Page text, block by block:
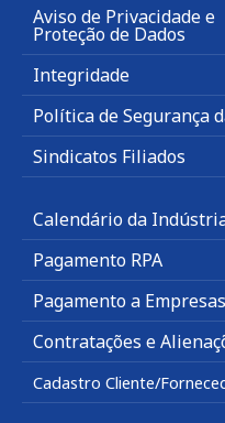
Aviso de Privacidade e
Proteção de Dados
Integridade
Política de Segurança
Sindicatos Filiados
Calendário da
Pagamento RPA
Pagamento a Empresas
Contratações e
Cadastro Cliente/